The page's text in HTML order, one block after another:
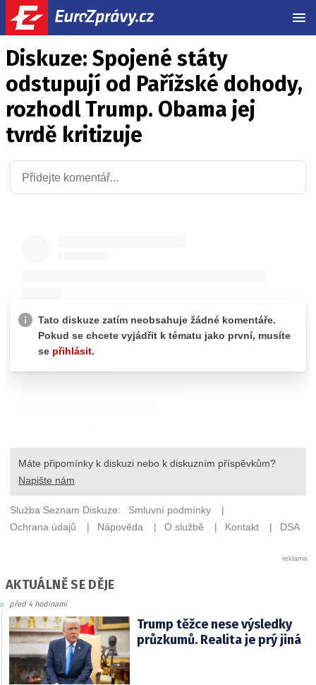
Diskuze: Spojené státy
odstupují od Pařížské dohody,
rozhodl Trump. Obama jej
tvrdě kritizuje
AKTUÁLNĚ SE DĚJE
před 4 hodinami
Trump těžce nese výsledky
průzkumů. Realita je prý jiná